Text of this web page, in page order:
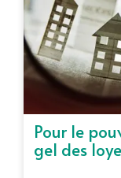
Pour le
gel des